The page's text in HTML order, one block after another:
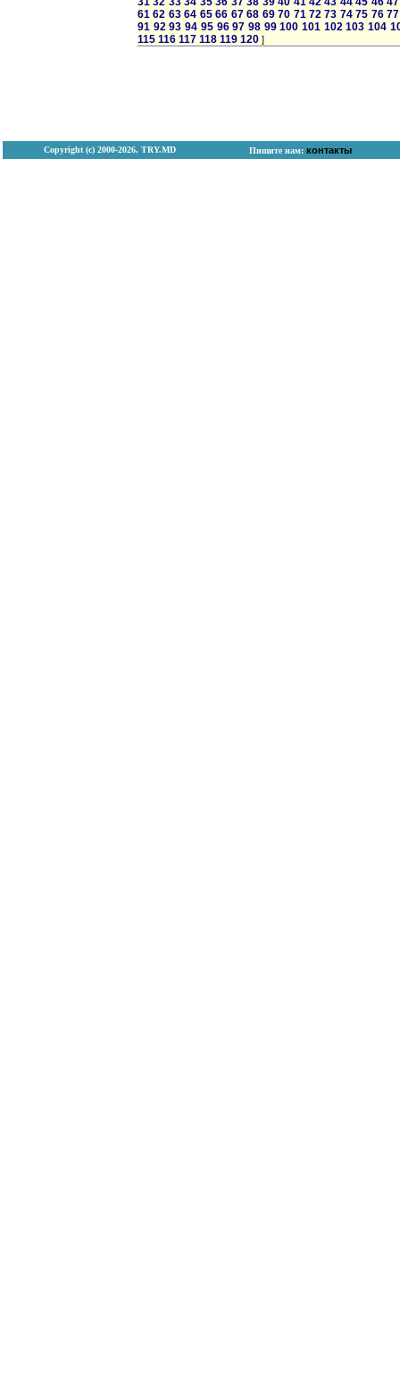
61 62 63 64 65 66 67 68 69 70 71 72 73 74 75 76 77
91 92 93 94 95 96 97 98 99 100 101 102 103 104
115 116 117 118 119 120 ]
Copyright (с) 2000-2026, TRY.MD Пишите нам: контакты